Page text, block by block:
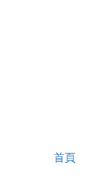
首頁